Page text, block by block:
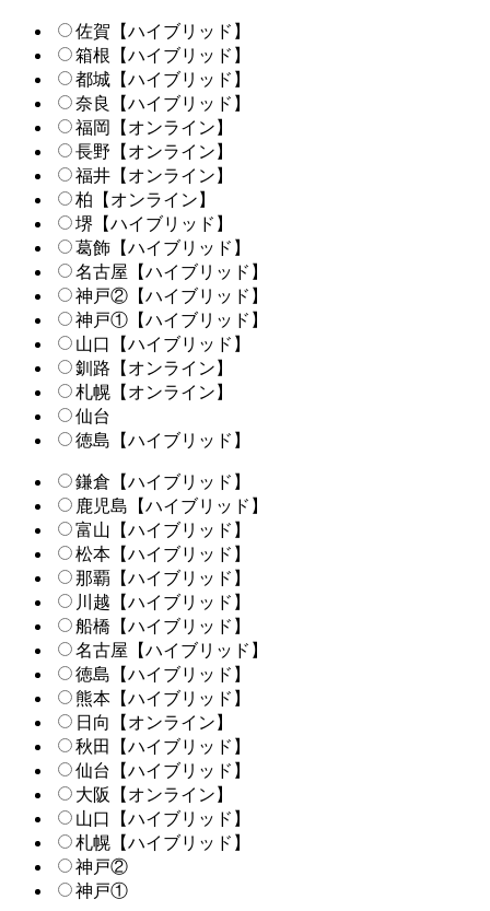
佐賀【ハイブリッド】
箱根【ハイブリッド】
都城【ハイブリッド】
奈良【ハイブリッド】
福岡【オンライン】
長野【オンライン】
福井【オンライン】
柏【オンライン】
堺【ハイブリッド】
葛飾【ハイブリッド】
名古屋【ハイブリッド】
神戸②【ハイブリッド】
神戸①【ハイブリッド】
山口【ハイブリッド】
釧路【オンライン】
札幌【オンライン】
仙台
徳島【ハイブリッド】
鎌倉【ハイブリッド】
鹿児島【ハイブリッド】
富山【ハイブリッド】
松本【ハイブリッド】
那覇【ハイブリッド】
川越【ハイブリッド】
船橋【ハイブリッド】
名古屋【ハイブリッド】
徳島【ハイブリッド】
熊本【ハイブリッド】
日向【オンライン】
秋田【ハイブリッド】
仙台【ハイブリッド】
大阪【オンライン】
山口【ハイブリッド】
札幌【ハイブリッド】
神戸②
神戸①